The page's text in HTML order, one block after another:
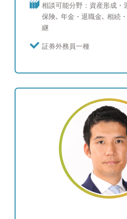
相談可能分野：資産形成・
保険､ 年金・退職金､ 相続
継
証券外務員一種